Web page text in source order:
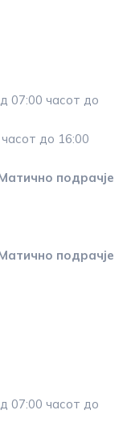
07:00 часот до
до 16:00
подрачје
подрачје
07:00 часот до